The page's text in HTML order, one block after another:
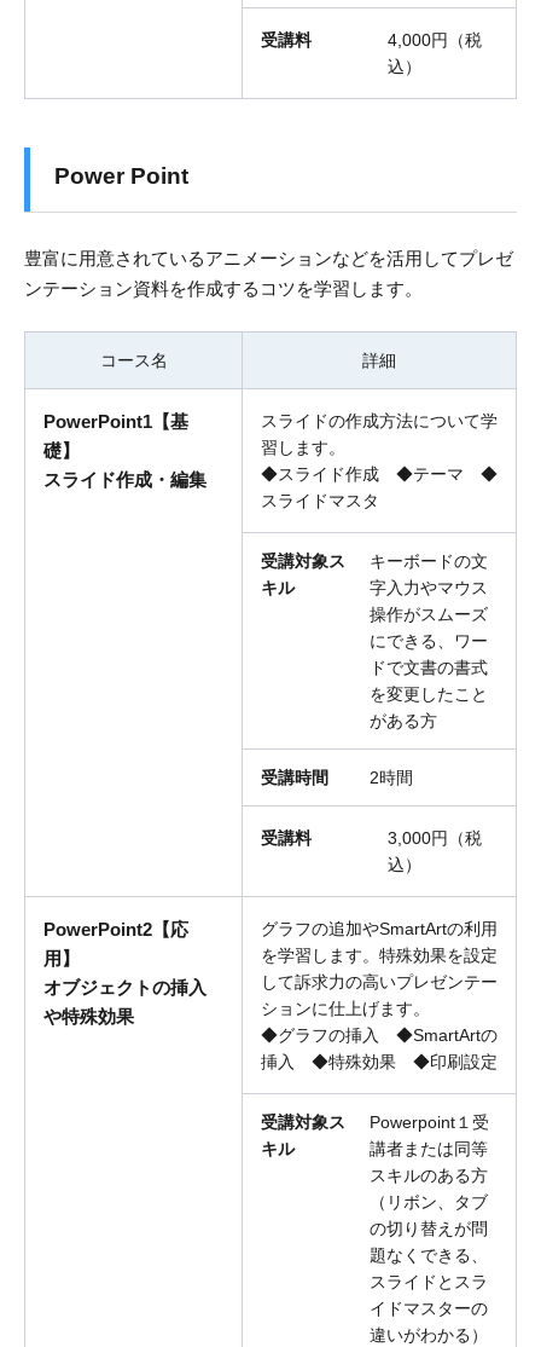
受講料
4,000円（税
込）
Power Point
豊富に用意されているアニメーションなどを活用してプレゼ
ンテーション資料を作成するコツを学習します。
コース名 詳細
PowerPoint1【基
礎】
スライド作成・編集
スライドの作成方法について学
習します。
◆スライド作成 ◆テーマ ◆
スライドマスタ
受講対象ス
キル
キーボードの文
字入力やマウス
操作がスムーズ
にできる、ワー
ドで文書の書式
を変更したこと
がある方
受講時間 2時間
受講料
3,000円（税
込）
PowerPoint2【応
用】
オブジェクトの挿入
や特殊効果
グラフの追加やSmartArtの利用
を学習します。特殊効果を設定
して訴求力の高いプレゼンテー
ションに仕上げます。
◆グラフの挿入 ◆SmartArtの
挿入 ◆特殊効果 ◆印刷設定
受講対象ス
キル
Powerpoint１受
講者または同等
スキルのある方
（リボン、タブ
の切り替えが問
題なくできる、
スライドとスラ
イドマスターの
違いがわかる）